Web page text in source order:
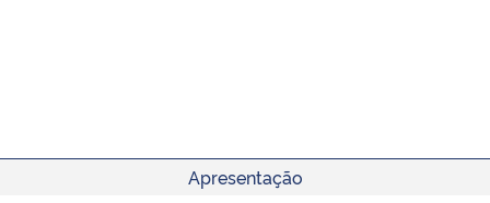
Apresentação